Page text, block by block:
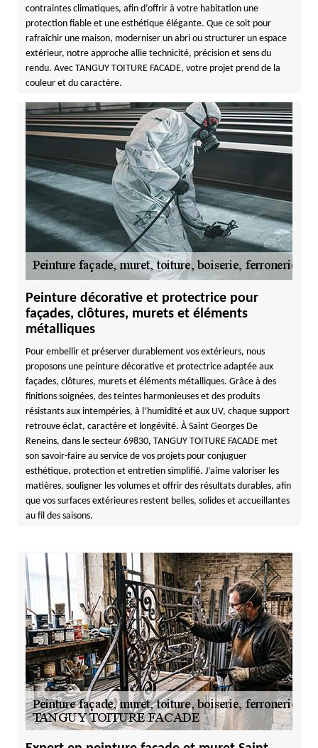
contraintes climatiques, afin d’offrir à votre habitation une
protection fiable et une esthétique élégante. Que ce soit pour
rafraîchir une maison, moderniser un abri ou structurer un espace
extérieur, notre approche allie technicité, précision et sens du
rendu. Avec TANGUY TOITURE FACADE, votre projet prend de la
couleur et du caractère.
Peinture décorative et protectrice pour
façades, clôtures, murets et éléments
métalliques
Pour embellir et préserver durablement vos extérieurs, nous
proposons une peinture décorative et protectrice adaptée aux
façades, clôtures, murets et éléments métalliques. Grâce à des
finitions soignées, des teintes harmonieuses et des produits
résistants aux intempéries, à l’humidité et aux UV, chaque support
retrouve éclat, caractère et longévité. À Saint Georges De
Reneins, dans le secteur 69830, TANGUY TOITURE FACADE met
son savoir-faire au service de vos projets pour conjuguer
esthétique, protection et entretien simplifié. J’aime valoriser les
matières, souligner les volumes et offrir des résultats durables, afin
que vos surfaces extérieures restent belles, solides et accueillantes
au fil des saisons.